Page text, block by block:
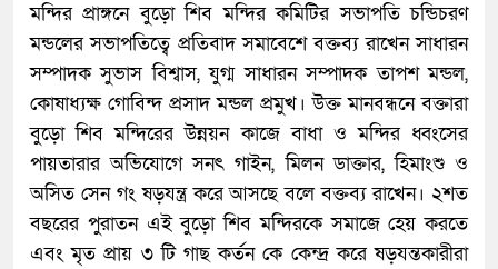
মন্দির প্রাঙ্গনে বুড়ো শিব মন্দির কমিটির সভাপতি চন্ডিচরণ
মন্ডলের সভাপতিত্বে প্রতিবাদ সমাবেশে বক্তব্য রাখেন সাধারন
সম্পাদক সুভাস বিশ্বাস, যুগ্ম সাধারন সম্পাদক তাপশ মন্ডল,
কোষাধ্যক্ষ গোবিন্দ প্রসাদ মন্ডল প্রমুখ। উক্ত মানবন্ধনে বক্তারা
বুড়ো শিব মন্দিরের উন্নয়ন কাজে বাধা ও মন্দির ধ্বংসের
পায়তারার অভিযোগে সনৎ গাইন, মিলন ডাক্তার, হিমাংশু ও
অসিত সেন গং ষড়যন্ত্র করে আসছে বলে বক্তব্য রাখেন। ২শত
বছরের পুরাতন এই বুড়ো শিব মন্দিরকে সমাজে হেয় করতে
এবং মৃত প্রায় ৩ টি গাছ কর্তন কে কেন্দ্র করে ষড়যন্তকারীরা